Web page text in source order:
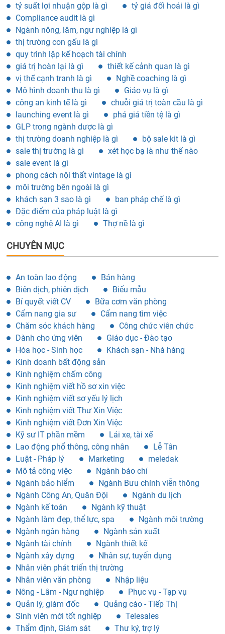
tỷ suất lợi nhuận gộp là gì
tỷ giá đối hoái là gì
Compliance audit là gì
Ngành nông, lâm, ngư nghiệp là gì
thị trường con gấu là gì
quy trình lập kế hoạch tài chính
giá trị hoàn lại là gì
thiết kế cảnh quan là gì
vị thế cạnh tranh là gì
Nghề coaching là gì
Mô hình doanh thu là gì
Giáo vụ là gì
công an kinh tế là gì
chuỗi giá trị toàn cầu là gì
launching event là gì
phá giá tiền tệ là gì
GLP trong ngành dược là gì
thị trường doanh nghiệp là gì
bộ sale kit là gì
sale thị trường là gì
xét học bạ là như thế nào
sale event là gì
phong cách nội thất vintage là gì
môi trường bên ngoài là gì
khách sạn 3 sao là gì
ban pháp chế là gì
Đặc điểm của pháp luật là gì
công nghệ AI là gì
Thợ nề là gì
CHUYÊN MỤC
An toàn lao động
Bán hàng
Biên dịch, phiên dịch
Biểu mẫu
Bí quyết viết CV
Bữa cơm văn phòng
Cẩm nang gia sư
Cẩm nang tìm việc
Chăm sóc khách hàng
Công chức viên chức
Dành cho ứng viên
Giáo dục - Đào tạo
Hóa học - Sinh học
Khách sạn - Nhà hàng
Kinh doanh bất động sản
Kinh nghiệm chấm công
Kinh nghiệm viết hồ sơ xin việc
Kinh nghiệm viết sơ yếu lý lịch
Kinh nghiệm viết Thư Xin Việc
Kinh nghiệm viết Đơn Xin Việc
Kỹ sư IT phần mềm
Lái xe, tài xế
Lao động phổ thông, công nhân
Lễ Tân
Luật - Pháp lý
Marketing
meledak
Mô tả công việc
Ngành báo chí
Ngành bảo hiểm
Ngành Bưu chính viễn thông
Ngành Công An, Quân Đội
Ngành du lịch
Ngành kế toán
Ngành kỹ thuật
Ngành làm đẹp, thể lực, spa
Ngành môi trường
Ngành ngân hàng
Ngành sản xuất
Ngành tài chính
Ngành thiết kế
Ngành xây dựng
Nhân sự, tuyển dụng
Nhân viên phát triển thị trường
Nhân viên văn phòng
Nhập liệu
Nông - Lâm - Ngư nghiệp
Phục vụ - Tạp vụ
Quản lý, giám đốc
Quảng cáo - Tiếp Thị
Sinh viên mới tốt nghiệp
Telesales
Thẩm định, Giám sát
Thư ký, trợ lý